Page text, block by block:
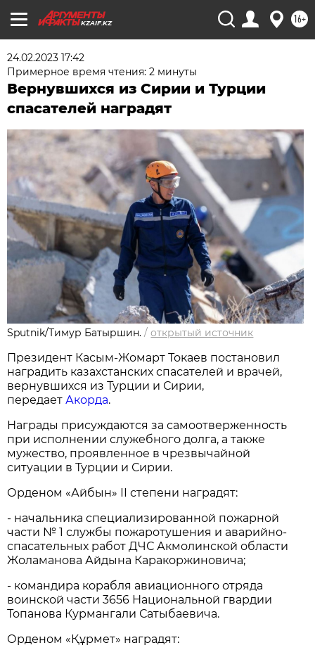
KZAIF.KZ 16+
24.02.2023 17:42
Примерное время чтения: 2 минуты
Вернувшихся из Сирии и Турции
спасателей наградят
Sputnik/Тимур Батыршин. /открытый источник
Президент Касым-Жомарт Токаев постановил
наградить казахстанских спасателей и врачей,
вернувшихся из Турции и Сирии,
передаетАкорда.
Награды присуждаются за самоотверженность
при исполнении служебного долга, а также
мужество, проявленное в чрезвычайной
ситуации в Турции и Сирии.
Орденом «Айбын» ІI степени наградят:
- начальника специализированной пожарной
части № 1 службы пожаротушения и аварийно-
спасательных работ ДЧС Акмолинской области
Жоламанова Айдына Каракоржиновича;
- командира корабля авиационного отряда
воинской части 3656 Национальной гвардии
Топанова Курмангали Сатыбаевича.
Орденом «Құрмет» наградят: